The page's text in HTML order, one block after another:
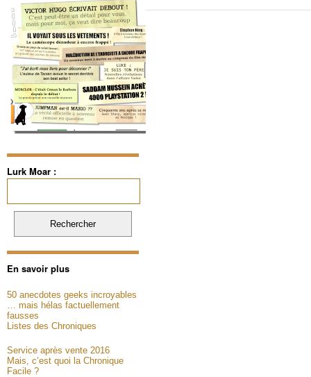
Lurk Moar :
En savoir plus
50 anecdotes geeks incroyables
… mais hélas factuellement
fausses
Listes des Chroniques
Service après vente 2016
Mais, c’est quoi la Chronique
Facile ?